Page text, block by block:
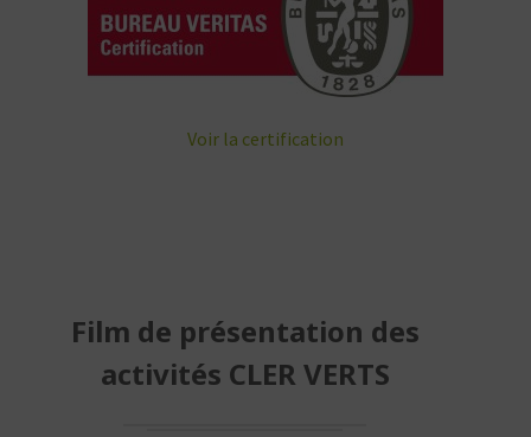
Voir la certification
Film de présentation des
activités CLER VERTS